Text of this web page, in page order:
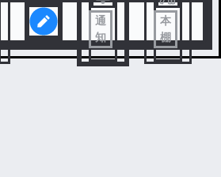
通
知
本
棚